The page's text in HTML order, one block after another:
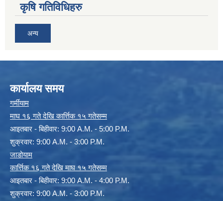
कृषि गतिविधिहरु
अन्य
कार्यालय समय
गर्मीयाम
माघ १६ गते देखि कार्त्तिक १५ गतेसम्म
आइतबार - बिहीवार: 9:00 A.M. - 5:00 P.M.
शुक्रवार: 9:00 A.M. - 3:00 P.M.
जाडोयाम
कार्त्तिक १६ गते देखि माघ १५ गतेसम्म
आइतबार - बिहीवार: 9:00 A.M. - 4:00 P.M.
शुक्रवार: 9:00 A.M. - 3:00 P.M.